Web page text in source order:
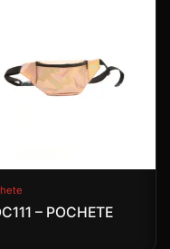
– POCHETE